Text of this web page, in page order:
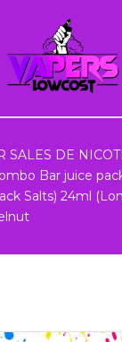
SALES DE
Bar juice
Salts) 24ml